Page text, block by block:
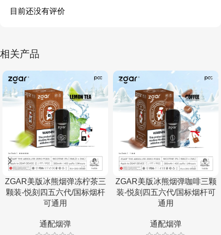
目前还没有评价
相关产品
ZGAR美版冰熊烟弹冻柠茶三
颗装-悦刻四五六代/国标烟杆
可通用
通配烟弹
ZGAR美版冰熊烟弹咖啡三颗
装-悦刻四五六代/国标烟杆可
通用
通配烟弹